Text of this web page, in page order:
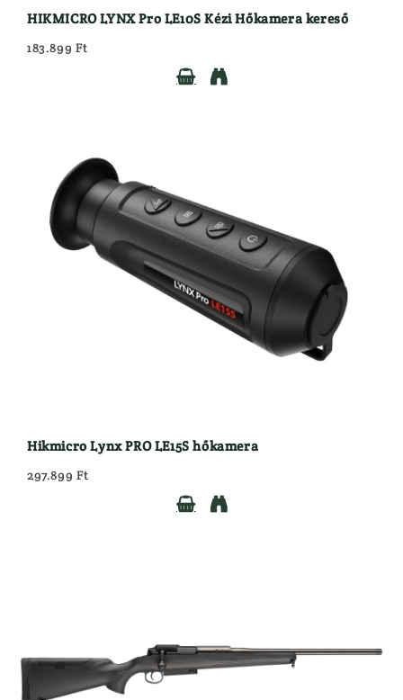
HIKMICRO LYNX Pro LE10S Kézi Hőkamera kereső
183.899 Ft


Hikmicro Lynx PRO LE15S hőkamera
297.899 Ft

